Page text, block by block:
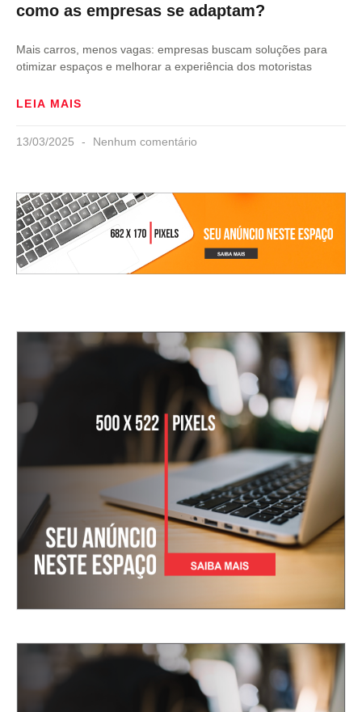
como as empresas se adaptam?
Mais carros, menos vagas: empresas buscam soluções para
otimizar espaços e melhorar a experiência dos motoristas
LEIA MAIS
13/03/2025 Nenhum comentário